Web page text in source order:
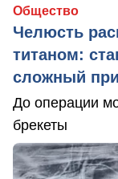
Общество
Челюсть
титаном:
сложный
До операции
брекеты